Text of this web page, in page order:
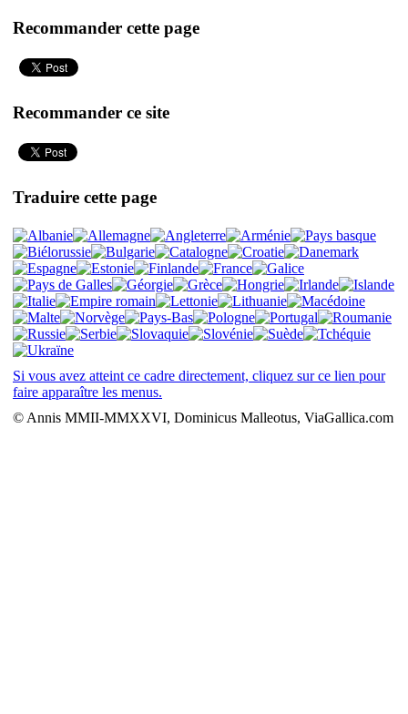
Recommander cette page
Recommander ce site
Traduire cette page
Si vous avez atteint ce cadre directement, cliquez sur ce lien pour
faire apparaître les menus.
© Annis MMII-MMXXVI, Dominicus Malleotus, ViaGallica.com